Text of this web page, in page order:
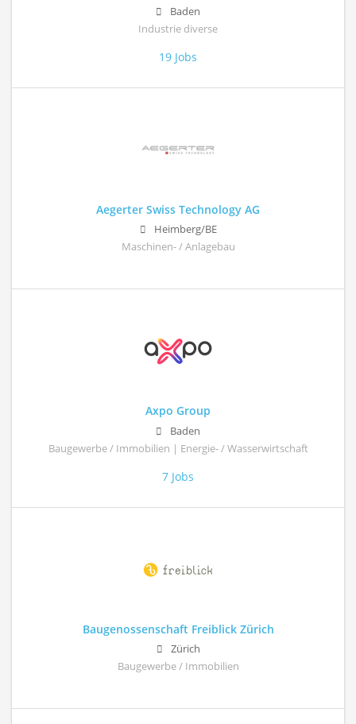
Baden
Industrie diverse
19 Jobs
Aegerter Swiss Technology AG
Heimberg/BE
Maschinen- / Anlagebau
Axpo Group
Baden
Baugewerbe / Immobilien | Energie- / Wasserwirtschaft
7 Jobs
Baugenossenschaft Freiblick Zürich
Zürich
Baugewerbe / Immobilien